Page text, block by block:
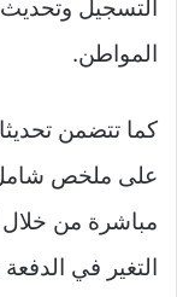
التسجيل
المواطن.
كما تتضمن
على ملخص شامل
مباشرة من خلال
التغير في